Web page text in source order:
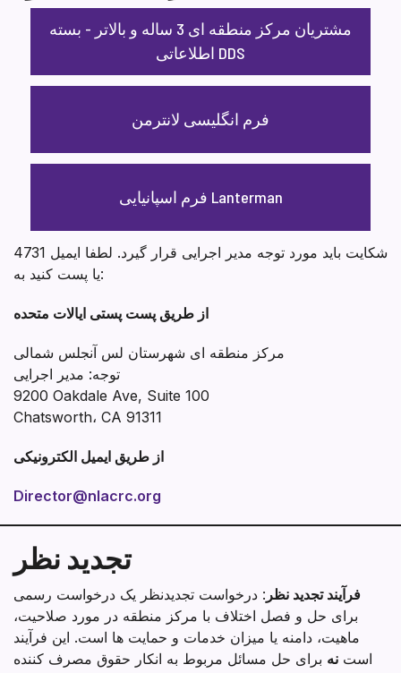
مشتریان مرکز منطقه ای 3 ساله و بالاتر - بسته
اطلاعاتی DDS
فرم انگلیسی لانترمن
فرم اسپانیایی Lanterman
4731 شکایت باید مورد توجه مدیر اجرایی قرار گیرد. لطفا ایمیل
یا پست کنید به:
از طریق پست پستی ایالات متحده
9200 Oakdale Ave, Suite 100
Chatsworth، CA 91311
از طریق ایمیل الکترونیکی
Director@nlacrc.org
تجدید نظر
فرآیند تجدید نظر : درخواست تجدیدنظر یک درخواست رسمی
برای حل و فصل اختلاف با مرکز منطقه در مورد صلاحیت،
ماهیت، دامنه یا میزان خدمات و حمایت ها است. این فرآیند
است نه برای حل مسائل مربوط به انکار حقوق مصرف کننده